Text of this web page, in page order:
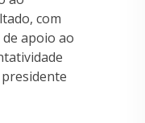
com
apoio ao
presidente